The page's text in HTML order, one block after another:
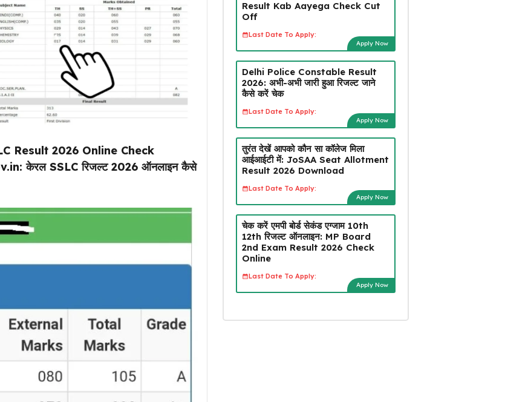
Result 2026 Online Check
केरल SSLC रिजल्ट 2026 ऑनलाइन कैसे
Result Kab Aayega Check Cut
Off
Last Date To Apply:
Apply Now
Delhi Police Constable Result
2026: अभी-अभी जारी हुआ रिजल्ट जाने
कैसे करें चेक
Last Date To Apply:
Apply Now
तुरंत देखें आपको कौन सा कॉलेज मिला
आईआईटी में: JoSAA Seat Allotment
Result 2026 Download
Last Date To Apply:
Apply Now
चेक करें एमपी बोर्ड सेकंड एग्जाम 10th
12th रिजल्ट ऑनलाइन: MP Board
2nd Exam Result 2026 Check
Online
Last Date To Apply:
Apply Now